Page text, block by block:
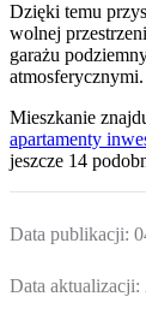
Dzięki temu
wolnej
garażu
atmosferycznymi.
Mieszkanie
apartamenty
jeszcze 14
Data publikacji:
Data aktualizacji: